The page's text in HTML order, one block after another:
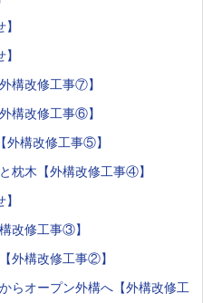
構改修工事⑦】
構改修工事⑥】
外構改修工事⑤】
枕木【外構改修工事④】
改修工事③】
外構改修工事②】
らオープン外構へ【外構改修工